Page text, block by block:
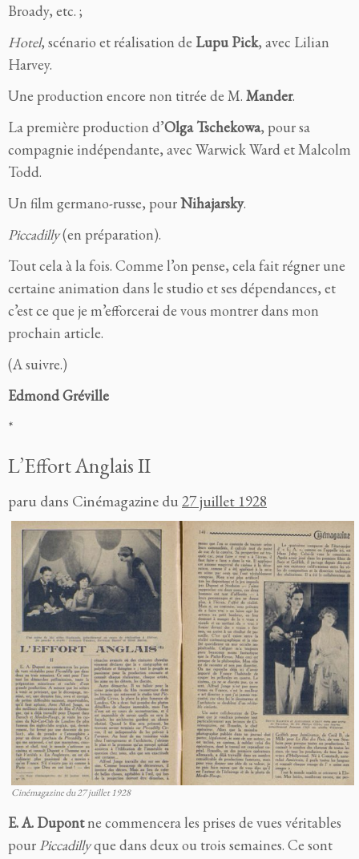
Broady, etc. ;
Hotel, scénario et réalisation de Lupu Pick, avec Lilian
Harvey.
Une production encore non titrée de M. Mander.
La première production d’Olga Tschekowa, pour sa
compagnie indépendante, avec Warwick Ward et Malcolm
Todd.
Un film germano-russe, pourNihajarsky.
Piccadilly(en préparation).
Tout cela à la fois. Comme l’on pense, cela fait régner une
certaine animation dans le studio et ses dépendances, et
c’est ce que je m’efforcerai de vous montrer dans mon
prochain article.
(A suivre.)
Edmond Gréville
*
L’Effort Anglais II
paru dans Cinémagazine du 27 juillet 1928
Cinémagazine du 27 juillet 1928
E. A. Dupontne commencera les prises de vues véritables
pourPiccadillyque dans deux ou trois semaines. Ce sont